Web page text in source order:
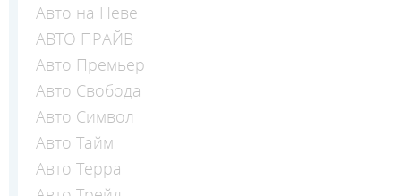
Авто на Неве
АВТО ПРАЙВ
Авто Премьер
Авто Свобода
Авто Символ
Авто Тайм
Авто Терра